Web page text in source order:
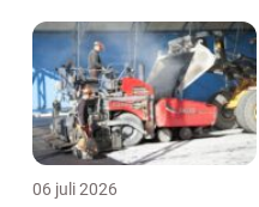
06 juli 2026